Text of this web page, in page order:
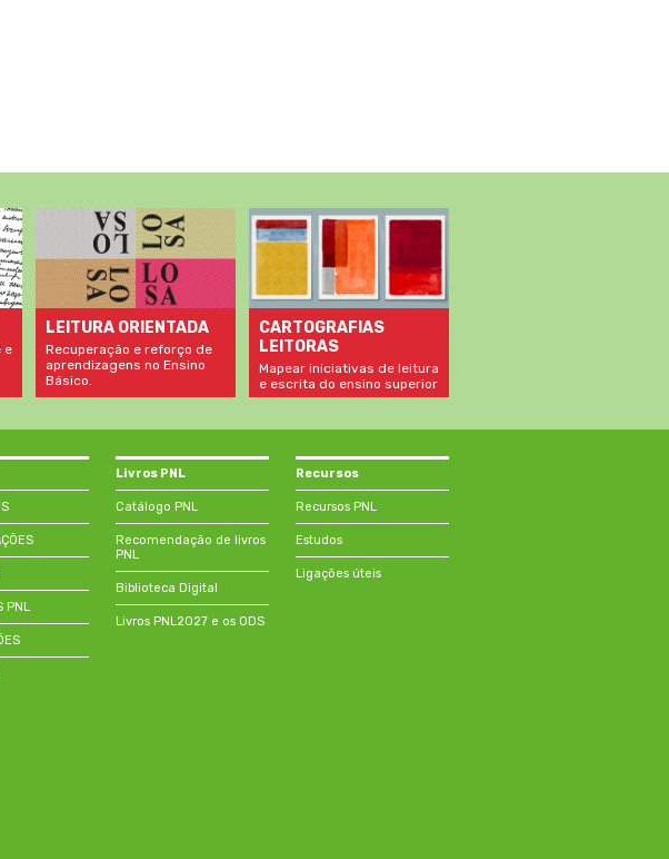
e
LEITURA ORIENTADA
Recuperação e reforço de
aprendizagens no Ensino
Básico.
CARTOGRAFIAS
LEITORAS
Mapear iniciativas de leitura
e escrita do ensino superior
PNL
Livros PNL
Catálogo PNL
Recomendação de livros
PNL
Biblioteca Digital
Livros PNL2027 e os ODS
Recursos
Recursos PNL
Estudos
Ligações úteis